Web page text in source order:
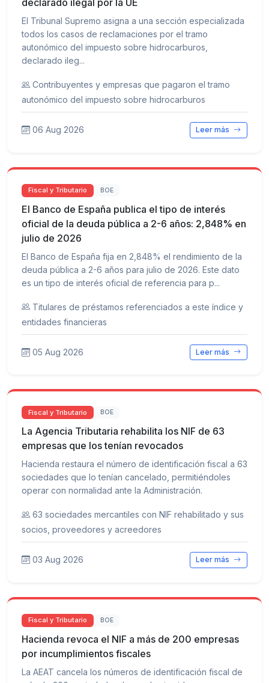
declarado ilegal por la UE
El Tribunal Supremo asigna a una sección especializada
todos los casos de reclamaciones por el tramo
autonómico del impuesto sobre hidrocarburos,
declarado ileg...
Contribuyentes y empresas que pagaron el tramo
autonómico del impuesto sobre hidrocarburos
06 Aug 2026 Leer más
Fiscal y Tributario BOE
El Banco de España publica el tipo de interés
oficial de la deuda pública a 2-6 años: 2,848% en
julio de 2026
El Banco de España fija en 2,848% el rendimiento de la
deuda pública a 2-6 años para julio de 2026. Este dato
es un tipo de interés oficial de referencia para p...
Titulares de préstamos referenciados a este índice y
entidades financieras
05 Aug 2026 Leer más
Fiscal y Tributario BOE
La Agencia Tributaria rehabilita los NIF de 63
empresas que los tenían revocados
Hacienda restaura el número de identificación fiscal a 63
sociedades que lo tenían cancelado, permitiéndoles
operar con normalidad ante la Administración.
63 sociedades mercantiles con NIF rehabilitado y sus
socios, proveedores y acreedores
03 Aug 2026 Leer más
Fiscal y Tributario BOE
Hacienda revoca el NIF a más de 200 empresas
por incumplimientos fiscales
La AEAT cancela los números de identificación fiscal de